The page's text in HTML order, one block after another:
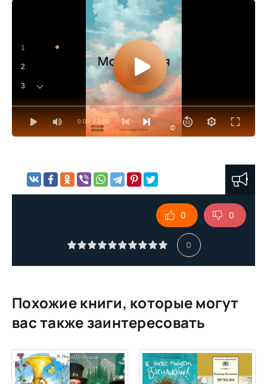
0:00 / 0:00
1
2
3
4
17
18
0
0 0
Похожие книги, которые могут
вас также заинтересовать